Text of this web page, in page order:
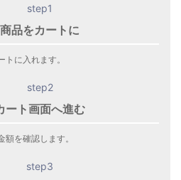
step1
商品をカートに
に入れます。
step2
ート画面へ進む
を確認します。
step3